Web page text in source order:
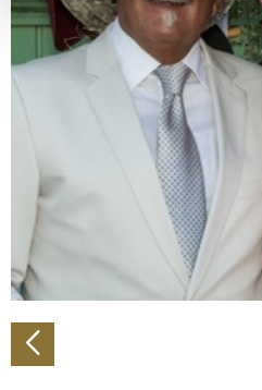
Erfahren Sie mehr darüber,
verarbeitet werden, und legen
Abschnitt Einzelheiten fest.
Wir verwenden Cookies, um
personalisieren, Funktionen
zu können und die Zugriffe auf
analysieren. Außerdem
Verwendung unserer Website
soziale Medien, Werbung und
Partner führen diese
haben oder die sie im
gesammelt haben.